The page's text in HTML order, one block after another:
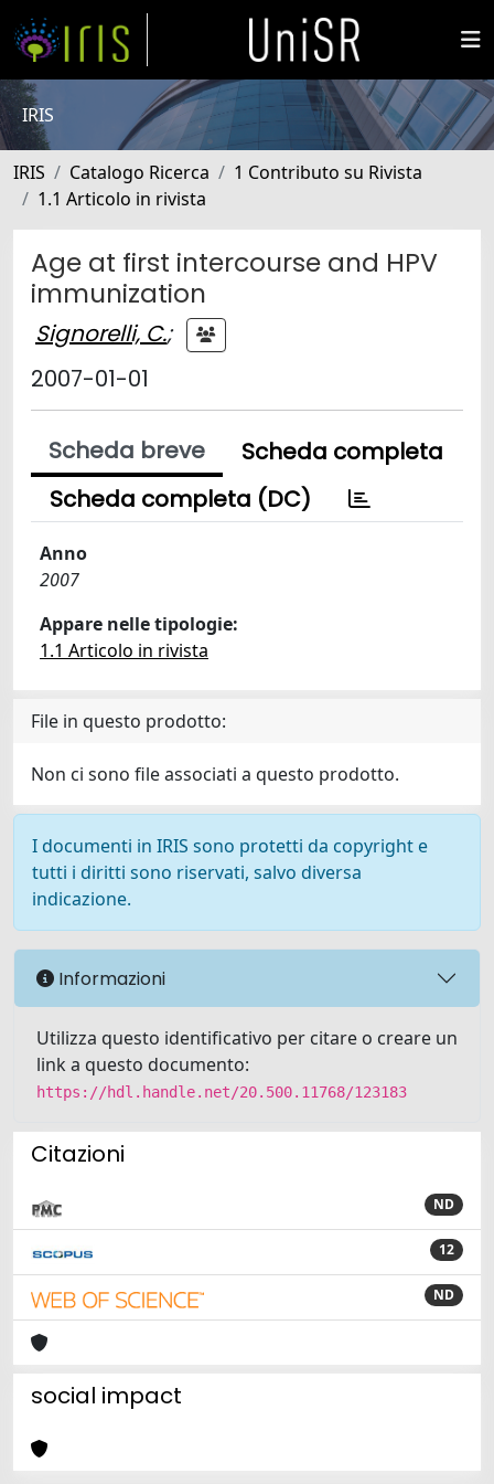
IRIS
IRIS Catalogo Ricerca
1 Contributo su Rivista
1.1 Articolo in rivista
Age at first intercourse and HPV
immunization
Signorelli, C.;
2007-01-01
Scheda breve
Scheda completa
Scheda completa (DC)
Anno
2007
Appare nelle tipologie:
1.1 Articolo in rivista
File in questo prodotto:
Non ci sono file associati a questo prodotto.
I documenti in IRIS sono protetti da copyright e
tutti i diritti sono riservati, salvo diversa
indicazione.
Informazioni
Utilizza questo identificativo per citare o creare un
link a questo documento:
https://hdl.handle.net/20.500.11768/123183
Citazioni
ND
12
ND
social impact